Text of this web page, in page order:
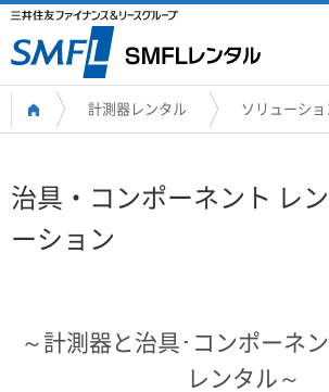
計測器レンタル ソリューシ
治具・コンポーネント レ
ーション
～計測器と治具･コンポーネ
レンタル～